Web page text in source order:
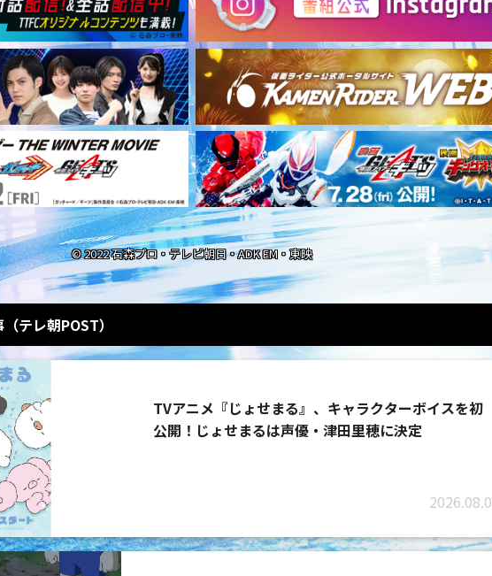
© 2022 石森プロ・テレビ朝日・ADK EM・東映
テレ朝POST）
TVアニメ『じょせまる』、キャラクターボイスを初
公開！じょせまるは声優・津田里穂に決定